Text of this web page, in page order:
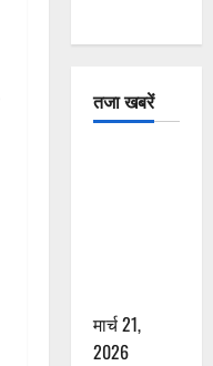
तजा खबरें
मार्च 21,
2026